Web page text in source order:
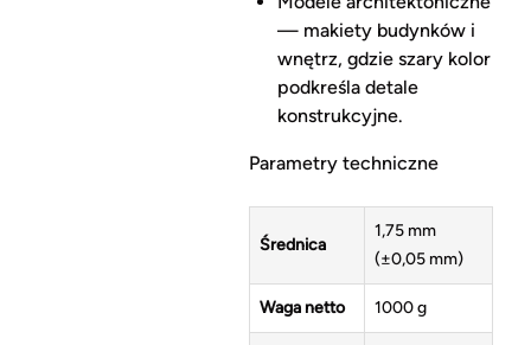
— makiety budynków i
wnętrz, gdzie szary kolor
podkreśla detale
konstrukcyjne.
Parametry techniczne
Średnica
1,75 mm
(±0,05 mm)
Waga netto 1000 g